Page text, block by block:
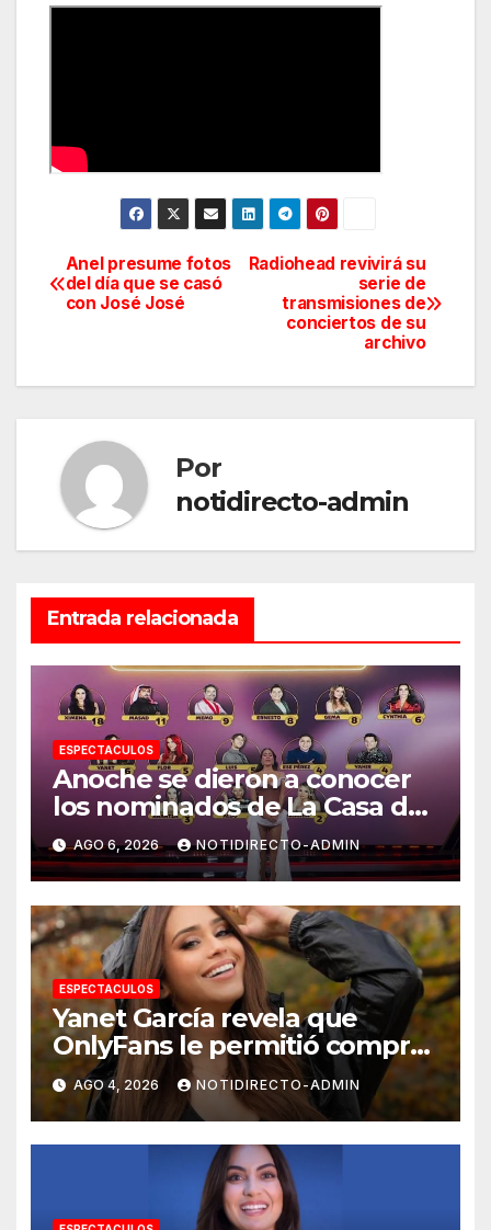
Navegación
de
Radiohead revivirá su
serie de
transmisiones de
conciertos de su
archivo
Anel presume fotos
del día que se casó
con José José
Por
notidirecto-admin
Entrada relacionada
ESPECTACULOS
Anoche se dieron a conocer
los nominados de La Casa de
los Famosos México 2026 en
la segunda semana
AGO 6, 2026 NOTIDIRECTO-ADMIN
ESPECTACULOS
Yanet García revela que
OnlyFans le permitió comprar
un departamento en
Manhattan
AGO 4, 2026 NOTIDIRECTO-ADMIN